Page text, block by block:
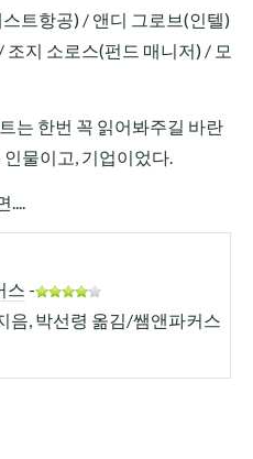
트항공) / 앤디 그로브(인텔)
지 소로스(펀드 매니저) / 모
는 한번 꼭 읽어봐주길 바란
물이고, 기업이었다.
....
스 -
음, 박선령 옮김/쌤앤파커스